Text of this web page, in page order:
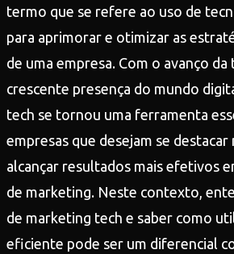
termo que se refere ao uso de
para aprimorar e otimizar as
de uma empresa. Com o avanço
crescente presença do mundo
tech se tornou uma ferramenta
empresas que desejam se destacar
alcançar resultados mais efetivos
de marketing. Neste contexto,
de marketing tech e saber como
eficiente pode ser um diferencial